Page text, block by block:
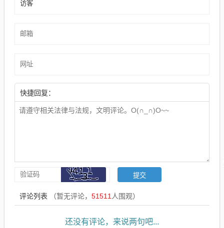
快捷回复：
评论列表 （暂无评论， 51511 人围观）
还没有评论，来说两句吧...